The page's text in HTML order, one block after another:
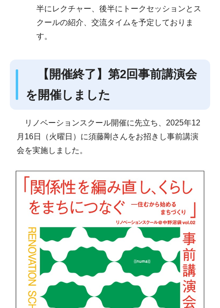
半にレクチャー、後半にトークセッションとス
クールの紹介、交流タイムを予定しておりま
す。
【開催終了】第2回事前講演会
を開催しました
リノベーションスクール開催に先立ち、2025年12
月16日（火曜日）に須藤剛さんをお招きし事前講演
会を実施しました。